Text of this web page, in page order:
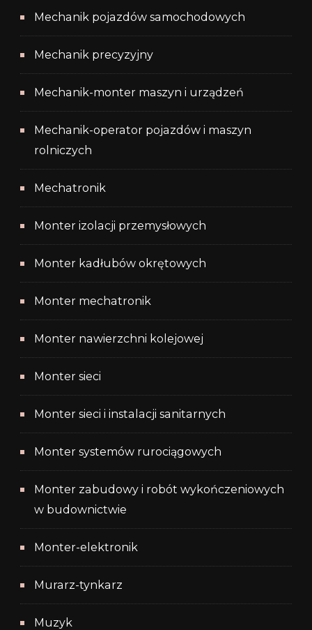
Mechanik pojazdów samochodowych
Mechanik precyzyjny
Mechanik-monter maszyn i urządzeń
Mechanik-operator pojazdów i maszyn
rolniczych
Mechatronik
Monter izolacji przemysłowych
Monter kadłubów okrętowych
Monter mechatronik
Monter nawierzchni kolejowej
Monter sieci
Monter sieci i instalacji sanitarnych
Monter systemów rurociągowych
Monter zabudowy i robót wykończeniowych
w budownictwie
Monter-elektronik
Murarz-tynkarz
Muzyk